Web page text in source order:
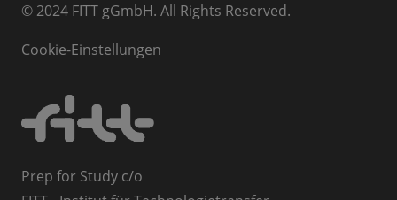
© 2024 FITT gGmbH. All Rights Reserved.
Cookie-Einstellungen
Prep for Study c/o